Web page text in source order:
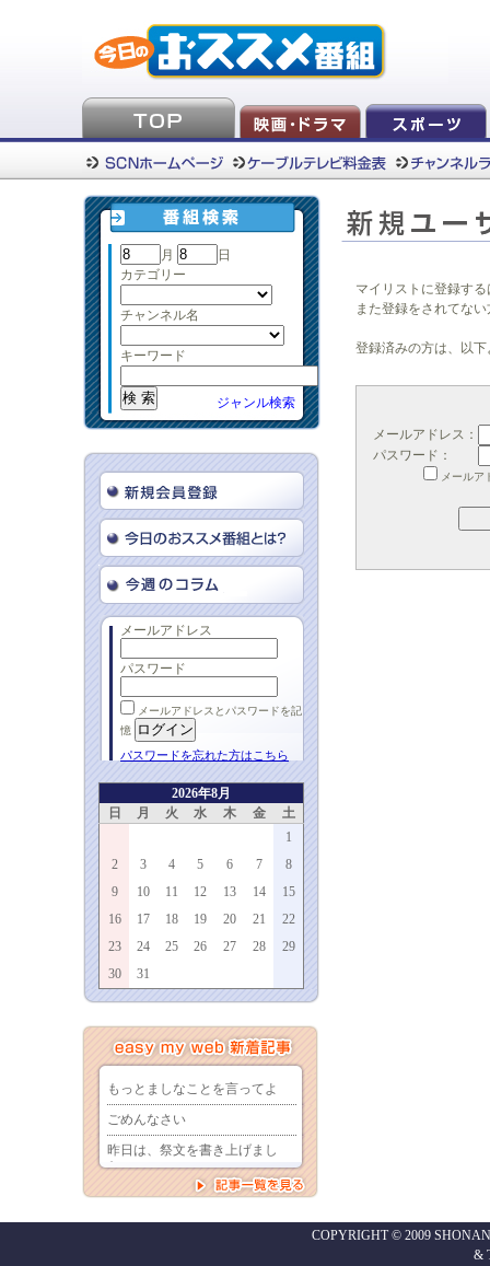
月
日
カテゴリー
チャンネル名
キーワード
ジャンル検索
メールアドレス
パスワード
メールアドレスとパスワードを記
憶
パスワードを忘れた方はこちら
2026年8月
日
月 火 水 木 金
土
1
2
3 4 5 6 7
8
9
10 11 12 13 14
15
16
17 18 19 20 21
22
23
24 25 26 27 28
29
30
31
マイリストに登録す
また登録をされてな
登録済みの方は、以
メールアドレス：
パスワード：
メールア
COPYRIGHT © 2009
&